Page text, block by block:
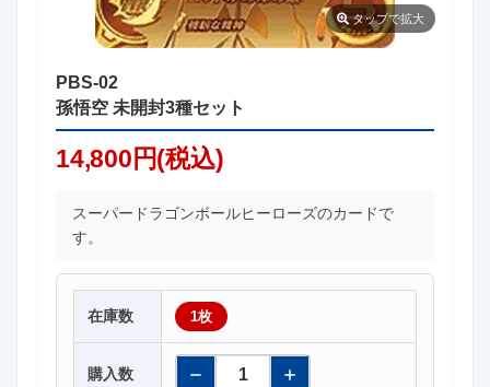
タップで拡大
PBS-02
孫悟空 未開封3種セット
14,800円(税込)
スーパードラゴンボールヒーローズのカードで
す。
在庫数 1枚
購入数